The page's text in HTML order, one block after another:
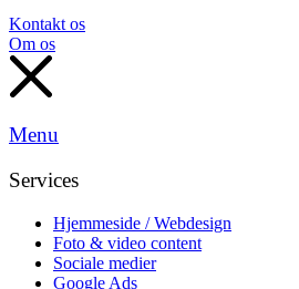
Kontakt os
Om os
Menu
Services
Hjemmeside / Webdesign
Foto & video content
Sociale medier
Google Ads